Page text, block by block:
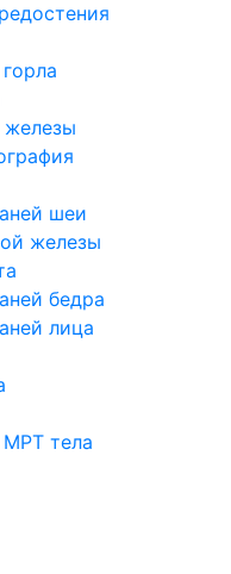
шеи
железы
бедра
лица
тела